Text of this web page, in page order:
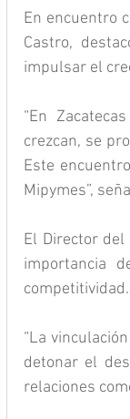
En encuentro
Castro,
impulsar el
“En
crezcan, se
Este
Mipymes”,
El Director del
importancia
competitividad.
“La
detonar el
relaciones